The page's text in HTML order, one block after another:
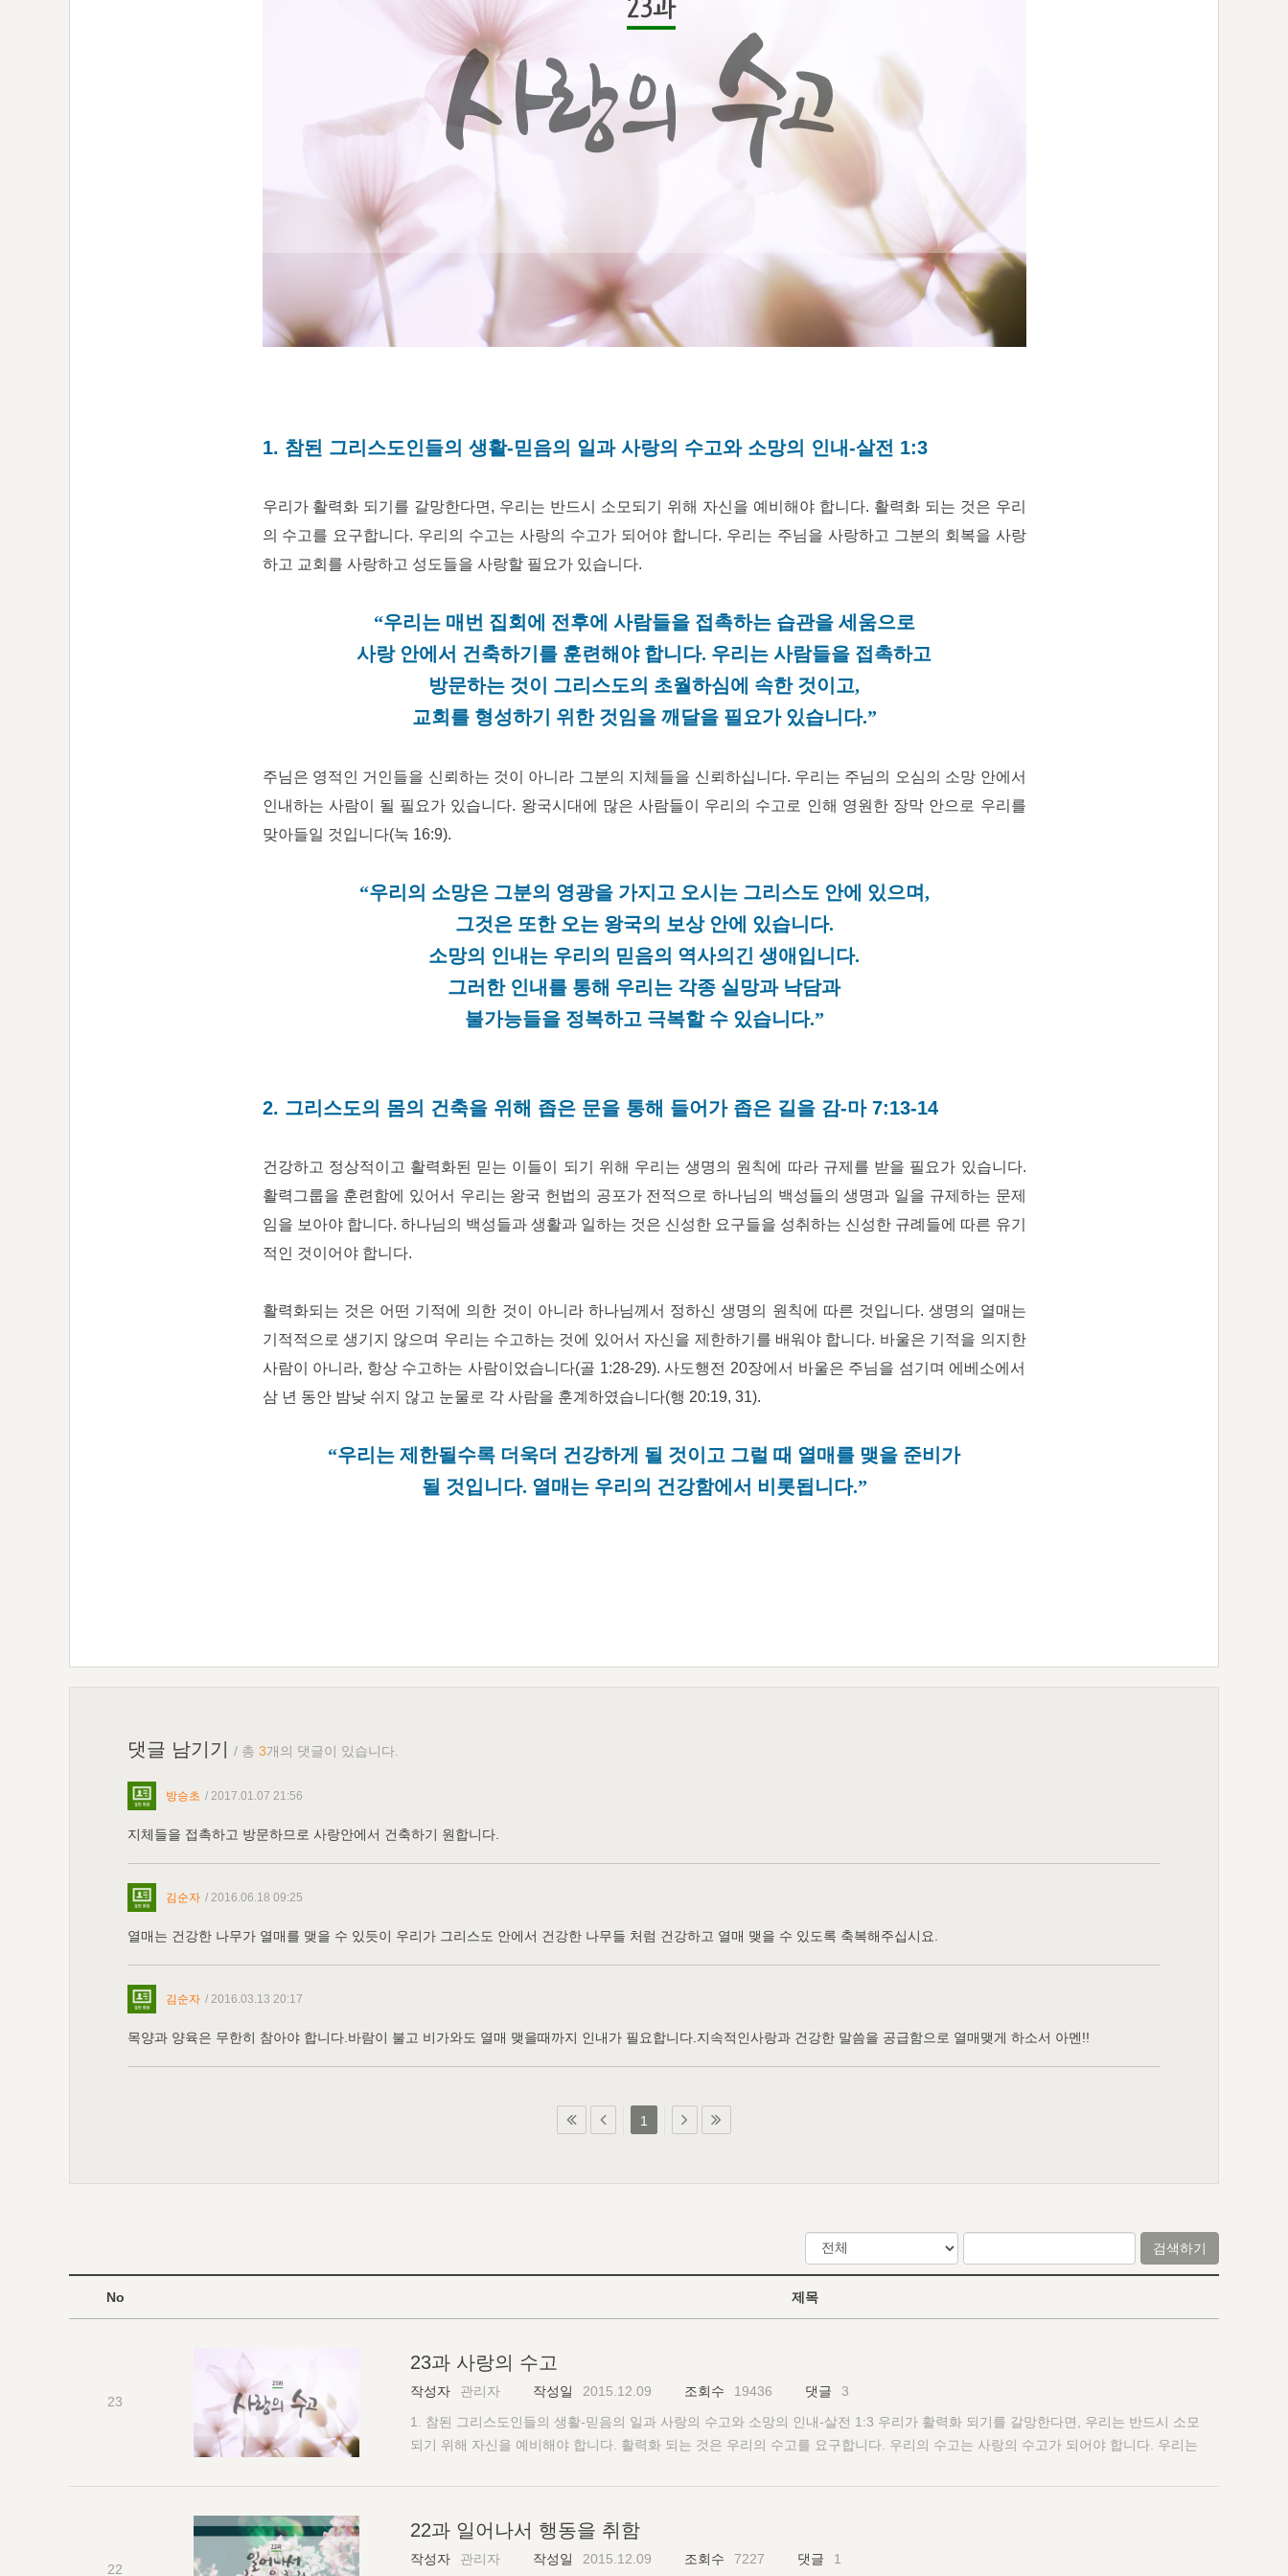
1. 참된 그리스도인들의 생활-믿음의 일과 사랑의 수고와 소망의 인내-살전 1:3
우리가 활력화 되기를 갈망한다면, 우리는 반드시 소모되기 위해 자신을 예비해야 합니다. 활력화 되는 것은 우리
의 수고를 요구합니다. 우리의 수고는 사랑의 수고가 되어야 합니다. 우리는 주님을 사랑하고 그분의 회복을 사랑
하고 교회를 사랑하고 성도들을 사랑할 필요가 있습니다.
“우리는 매번 집회에 전후에 사람들을 접촉하는 습관을 세움으로
사랑 안에서 건축하기를 훈련해야 합니다. 우리는 사람들을 접촉하고
방문하는 것이 그리스도의 초월하심에 속한 것이고,
교회를 형성하기 위한 것임을 깨달을 필요가 있습니다.”
주님은 영적인 거인들을 신뢰하는 것이 아니라 그분의 지체들을 신뢰하십니다. 우리는 주님의 오심의 소망 안에서
인내하는 사람이 될 필요가 있습니다. 왕국시대에 많은 사람들이 우리의 수고로 인해 영원한 장막 안으로 우리를
맞아들일 것입니다(눅 16:9).
“우리의 소망은 그분의 영광을 가지고 오시는 그리스도 안에 있으며,
그것은 또한 오는 왕국의 보상 안에 있습니다.
소망의 인내는 우리의 믿음의 역사의긴 생애입니다.
그러한 인내를 통해 우리는 각종 실망과 낙담과
불가능들을 정복하고 극복할 수 있습니다.”
2. 그리스도의 몸의 건축을 위해 좁은 문을 통해 들어가 좁은 길을 감-마 7:13-14
건강하고 정상적이고 활력화된 믿는 이들이 되기 위해 우리는 생명의 원칙에 따라 규제를 받을 필요가 있습니다.
활력그룹을 훈련함에 있어서 우리는 왕국 헌법의 공포가 전적으로 하나님의 백성들의 생명과 일을 규제하는 문제
임을 보아야 합니다. 하나님의 백성들과 생활과 일하는 것은 신성한 요구들을 성취하는 신성한 규례들에 따른 유기
적인 것이어야 합니다.
활력화되는 것은 어떤 기적에 의한 것이 아니라 하나님께서 정하신 생명의 원칙에 따른 것입니다. 생명의 열매는
기적적으로 생기지 않으며 우리는 수고하는 것에 있어서 자신을 제한하기를 배워야 합니다. 바울은 기적을 의지한
사람이 아니라, 항상 수고하는 사람이었습니다(골 1:28-29). 사도행전 20장에서 바울은 주님을 섬기며 에베소에서
삼 년 동안 밤낮 쉬지 않고 눈물로 각 사람을 훈계하였습니다(행 20:19, 31).
“우리는 제한될수록 더욱더 건강하게 될 것이고 그럴 때 열매를 맺을 준비가
될 것입니다. 열매는 우리의 건강함에서 비롯됩니다.”
댓글 남기기 / 총 3개의 댓글이 있습니다.
방승초 / 2017.01.07 21:56
지체들을 접촉하고 방문하므로 사랑안에서 건축하기 원합니다.
김순자 / 2016.06.18 09:25
열매는 건강한 나무가 열매를 맺을 수 있듯이 우리가 그리스도 안에서 건강한 나무들 처럼 건강하고 열매 맺을 수 있도록 축복해주십시요.
김순자 / 2016.03.13 20:17
목양과 양육은 무한히 참아야 합니다.바람이 불고 비가와도 열매 맺을때까지 인내가 필요합니다.지속적인사랑과 건강한 말씀을 공급함으로 열매맺게 하소서 아멘!!
1
검색하기
No 제목
23
23과 사랑의 수고
작성자 관리자 작성일 2015.12.09 조회수 19436 댓글
3
1. 참된 그리스도인들의 생활-믿음의 일과 사랑의 수고와 소망의 인내-살전 1:3 우리가 활력화 되기를 갈망한다면, 우리는 반드시 소모
되기 위해 자신을 예비해야 합니다. 활력화 되는 것은 우리의 수고를 요구합니다. 우리의 수고는 사랑의 수고가 되어야 합니다. 우리는
접촉하는 습관을 세움으로 사랑 안에서 건축하기를 훈련해야 합니다. 우리는 사람들을 접촉하고 방문하는 것이 그리스도의 초월하심
을 신뢰하십니다. 우리는 주님의 오심의 소망 안에서 인내하는 사람이 될 필요가 있습니다. 왕국시대에 많은 사람들이 우리의 수고로
인해 영원한 장막 안으로 우리를 맞아들일 것입니다(눅 16:9). “우리의 소망은 그분의 영광을 가지고 오시는 그리스도 안에 있으며, 그
22
22과 일어나서 행동을 취함
작성자 관리자 작성일 2015.12.09 조회수 7227 댓글 1